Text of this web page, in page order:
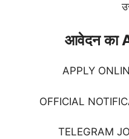
आवेदन का
APPLY
OFFICIAL
TELEGRAM